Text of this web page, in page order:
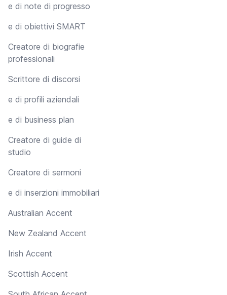
e di note di progresso
e di obiettivi SMART
Creatore di biografie
professionali
Scrittore di discorsi
e di profili aziendali
e di business plan
Creatore di guide di
studio
Creatore di sermoni
e di inserzioni immobiliari
Australian Accent
New Zealand Accent
Irish Accent
Scottish Accent